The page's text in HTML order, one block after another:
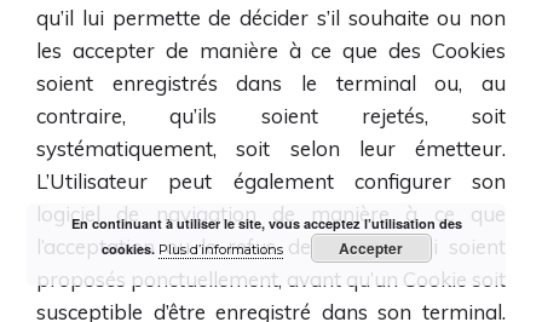
qu’il lui permette de décider s’il souhaite ou non
les accepter de manière à ce que des Cookies
soient enregistrés dans le terminal ou, au
contraire, qu’ils soient rejetés, soit
systématiquement, soit selon leur émetteur.
L’Utilisateur peut également configurer son
logiciel de navigation de manière à ce que
l’acceptation ou le refus des Cookies lui soient
proposés ponctuellement, avant qu’un Cookie soit
susceptible d’être enregistré dans son terminal.
En continuant à utiliser le site, vous acceptez l’utilisation des
cookies. Plus d’informations Accepter